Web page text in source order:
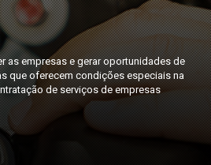
as empresas e gerar oportunidades de
que oferecem condições especiais na
de serviços de empresas